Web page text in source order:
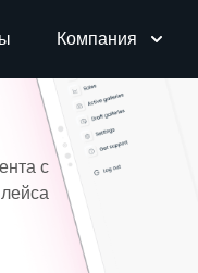
Компания
с